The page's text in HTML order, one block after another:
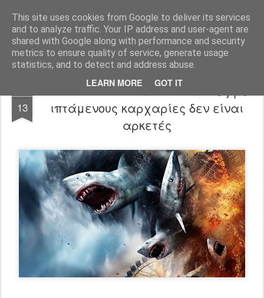
This site uses cookies from Google to deliver its services
and to analyze traffic. Your IP address and user-agent are
shared with Google along with performance and security
metrics to ensure quality of service, generate usage
statistics, and to detect and address abuse.
LEARN MORE GOT IT
FilmBoy
13
Sharknado 3: ...Γιατί δύο ταινίες με
ιπτάμενους καρχαρίες δεν είναι
αρκετές